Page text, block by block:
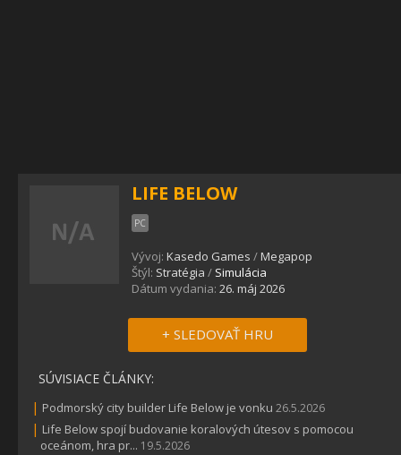
LIFE BELOW
PC
Vývoj: Kasedo Games /Megapop
Štýl: Stratégia / Simulácia
Dátum vydania: 26. máj 2026
+ SLEDOVAŤ HRU
SÚVISIACE ČLÁNKY:
| Podmorský city builder Life Below je vonku 26.5.2026
| Life Below spojí budovanie koralových útesov s pomocou
oceánom, hra pr... 19.5.2026